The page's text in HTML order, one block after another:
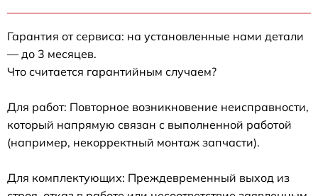
Гарантия от сервиса: на установленные нами детали
— до 3 месяцев.
Что считается гарантийным случаем?
Для работ: Повторное возникновение неисправности,
который напрямую связан с выполненной работой
(например, некорректный монтаж запчасти).
Для комплектующих: Преждевременный выход из